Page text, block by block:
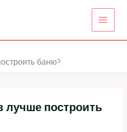
баню?
лучше построить